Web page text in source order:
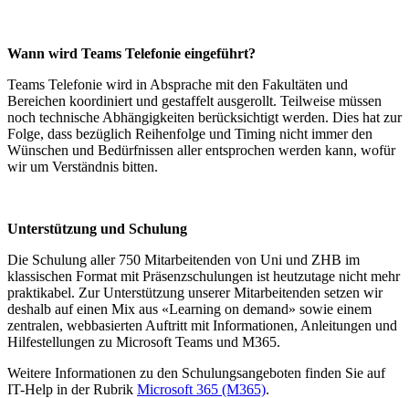
Wann wird Teams Telefonie eingeführt?
Teams Telefonie wird in Absprache mit den Fakultäten und
Bereichen koordiniert und gestaffelt ausgerollt. Teilweise müssen
noch technische Abhängigkeiten berücksichtigt werden. Dies hat zur
Folge, dass bezüglich Reihenfolge und Timing nicht immer den
Wünschen und Bedürfnissen aller entsprochen werden kann, wofür
wir um Verständnis bitten.
Unterstützung und Schulung
Die Schulung aller 750 Mitarbeitenden von Uni und ZHB im
klassischen Format mit Präsenzschulungen ist heutzutage nicht mehr
praktikabel. Zur Unterstützung unserer Mitarbeitenden setzen wir
deshalb auf einen Mix aus «Learning on demand» sowie einem
zentralen, webbasierten Auftritt mit Informationen, Anleitungen und
Hilfestellungen zu Microsoft Teams und M365.
Weitere Informationen zu den Schulungsangeboten finden Sie auf
IT-Help in der Rubrik Microsoft 365 (M365).